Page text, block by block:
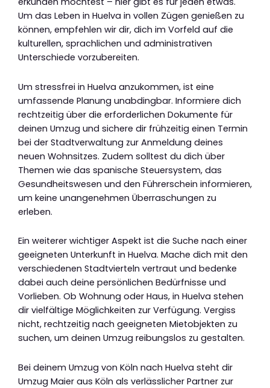
Um das Leben in Huelva in vollen Zügen genießen zu
können, empfehlen wir dir, dich im Vorfeld auf die
kulturellen, sprachlichen und administrativen
Unterschiede vorzubereiten.
Um stressfrei in Huelva anzukommen, ist eine
umfassende Planung unabdingbar. Informiere dich
rechtzeitig über die erforderlichen Dokumente für
deinen Umzug und sichere dir frühzeitig einen Termin
bei der Stadtverwaltung zur Anmeldung deines
neuen Wohnsitzes. Zudem solltest du dich über
Themen wie das spanische Steuersystem, das
Gesundheitswesen und den Führerschein informieren,
um keine unangenehmen Überraschungen zu
erleben.
Ein weiterer wichtiger Aspekt ist die Suche nach einer
geeigneten Unterkunft in Huelva. Mache dich mit den
verschiedenen Stadtvierteln vertraut und bedenke
dabei auch deine persönlichen Bedürfnisse und
Vorlieben. Ob Wohnung oder Haus, in Huelva stehen
dir vielfältige Möglichkeiten zur Verfügung. Vergiss
nicht, rechtzeitig nach geeigneten Mietobjekten zu
suchen, um deinen Umzug reibungslos zu gestalten.
Bei deinem Umzug von Köln nach Huelva steht dir
Umzug Maier aus Köln als verlässlicher Partner zur